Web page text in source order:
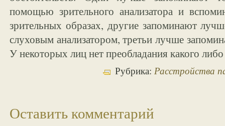
помощью зрительного анализатора и
зрительных образах, другие запоминают
слуховым анализатором, третьи лучше
У некоторых лиц нет преобладания какого
Рубрика: Расстройства
Оставить комментарий